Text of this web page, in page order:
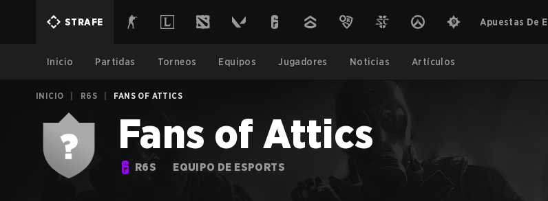
STRAFE Apuestas De
Inicio Partidas Torneos Equipos Jugadores Noticias Artículos
INICIO R6S FANS OF ATTICS
Fans of Attics
R6S EQUIPO DE ESPORTS